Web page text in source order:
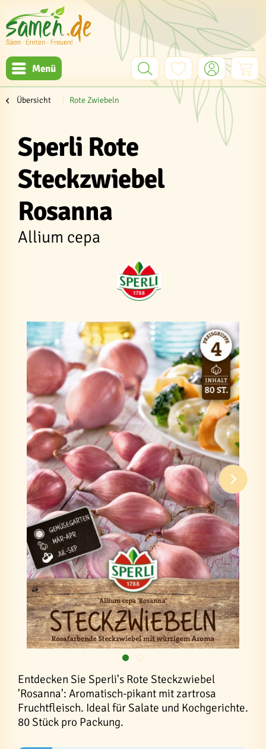
Menü
Übersicht Rote Zwiebeln
Sperli Rote
Steckzwiebel
Rosanna
Allium cepa
Entdecken Sie Sperli's Rote Steckzwiebel
'Rosanna': Aromatisch-pikant mit zartrosa
Fruchtfleisch. Ideal für Salate und Kochgerichte.
80 Stück pro Packung.